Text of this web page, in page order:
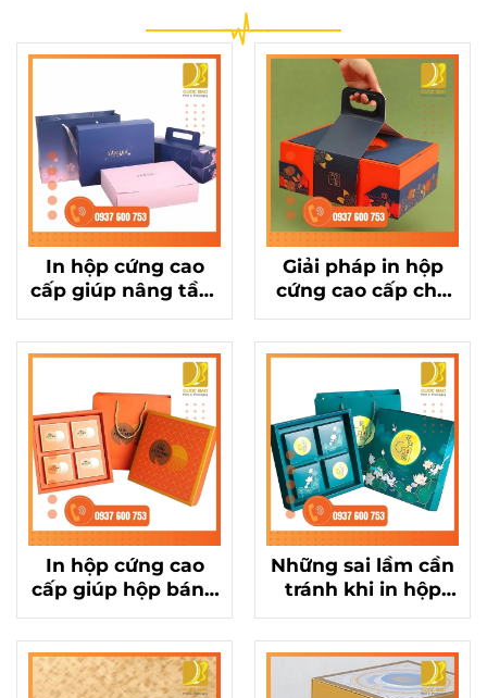
In hộp cứng cao
cấp giúp nâng tầm
thương hiệu hộp
bánh Trung Thu 4
bánh
Giải pháp in hộp
cứng cao cấp cho
hộp bánh Trung
Thu 4 bánh ấn
tượng
In hộp cứng cao
cấp giúp hộp bánh
Trung Thu 4 bánh
sang trọng, đẳng
cấp
Những sai lầm cần
tránh khi in hộp
giấy cứng cho hộp
Trung Thu cao cấp